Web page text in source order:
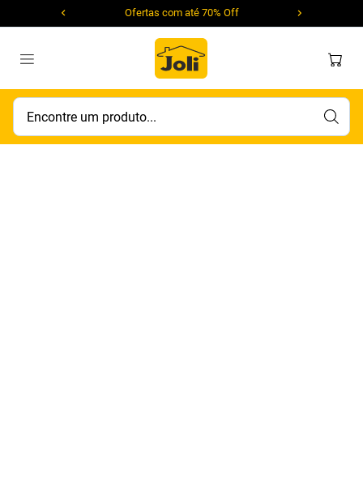
Ofertas com até 70% Off
Encontre um produto...